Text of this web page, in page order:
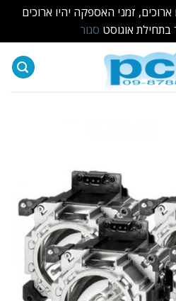
זמני האספקה יהיו ארוכים
בתחילת אוגוסט סגור